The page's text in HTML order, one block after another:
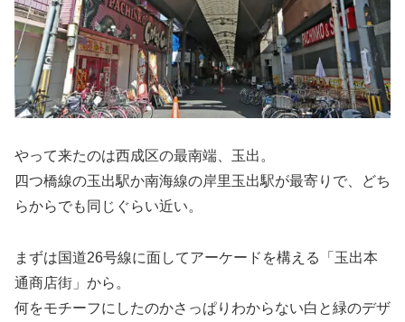
やって来たのは西成区の最南端、玉出。
四つ橋線の玉出駅か南海線の岸里玉出駅が最寄りで、どち
らからでも同じぐらい近い。
まずは国道26号線に面してアーケードを構える「玉出本
通商店街」から。
何をモチーフにしたのかさっぱりわからない白と緑のデザ